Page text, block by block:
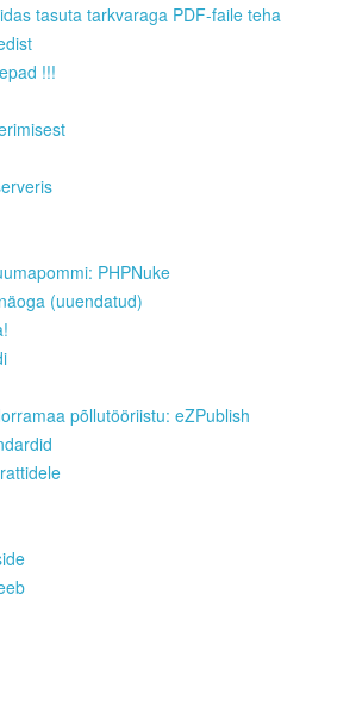
tasuta tarkvaraga PDF-faile teha
!!!
PHPNuke
(uuendatud)
põllutööriistu: eZPublish